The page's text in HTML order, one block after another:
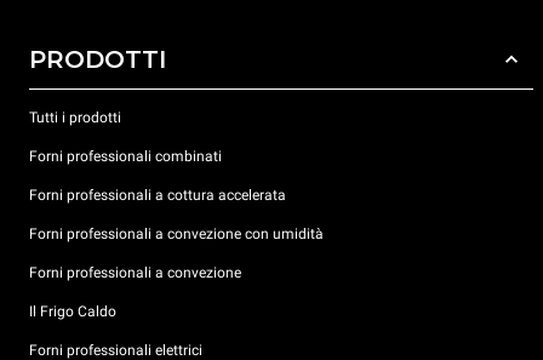
PRODOTTI
Tutti i prodotti
Forni professionali combinati
Forni professionali a cottura accelerata
Forni professionali a convezione con umidità
Forni professionali a convezione
Il Frigo Caldo
Forni professionali elettrici